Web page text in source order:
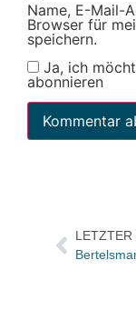
Name, E-Mail-
Browser für
speichern.
Ja, ich
abonnieren
LETZTER